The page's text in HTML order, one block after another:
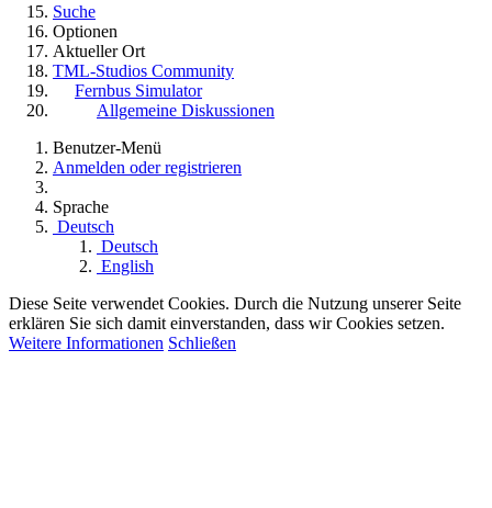
Suche
Optionen
Aktueller Ort
TML-Studios Community
Fernbus Simulator
Allgemeine Diskussionen
Benutzer-Menü
Anmelden oder registrieren
Sprache
Deutsch
Deutsch
English
Diese Seite verwendet Cookies. Durch die Nutzung unserer Seite
erklären Sie sich damit einverstanden, dass wir Cookies setzen.
Weitere Informationen Schließen